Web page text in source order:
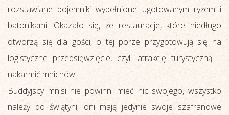
rozstawiane pojemniki wypełnione ugotowanym ryżem i
batonikami. Okazało się, że restauracje, które niedługo
otworzą się dla gości, o tej porze przygotowują się na
logistyczne przedsięwzięcie, czyli atrakcję turystyczną –
nakarmić mnichów.
Buddyjscy mnisi nie powinni mieć nic swojego, wszystko
należy do świątyni, oni mają jedynie swoje szafranowe